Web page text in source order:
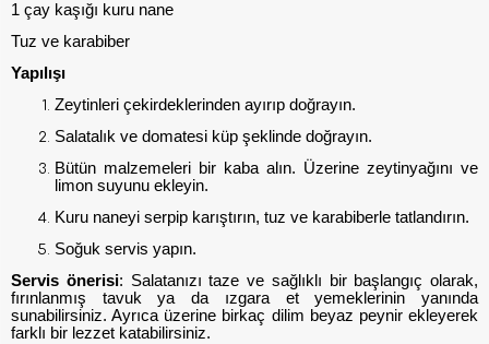
1 çay kaşığı kuru nane
Tuz ve karabiber
Yapılışı
Zeytinleri çekirdeklerinden ayırıp doğrayın.
Salatalık ve domatesi küp şeklinde doğrayın.
Bütün malzemeleri bir kaba alın. Üzerine zeytinyağını ve
limon suyunu ekleyin.
Kuru naneyi serpip karıştırın, tuz ve karabiberle tatlandırın.
Soğuk servis yapın.
Servis önerisi: Salatanızı taze ve sağlıklı bir başlangıç olarak,
fırınlanmış tavuk ya da ızgara et yemeklerinin yanında
sunabilirsiniz. Ayrıca üzerine birkaç dilim beyaz peynir ekleyerek
farklı bir lezzet katabilirsiniz.